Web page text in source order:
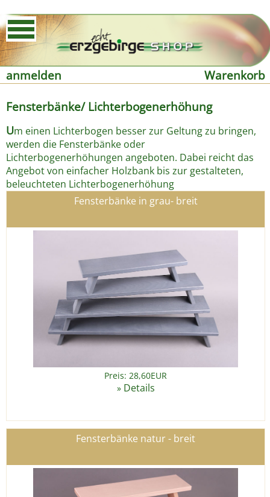
anmelden
Warenkorb
Fensterbänke/ Lichterbogenerhöhung
Um einen Lichterbogen besser zur Geltung zu bringen,
werden die Fensterbänke oder
Lichterbogenerhöhungen angeboten. Dabei reicht das
Angebot von einfacher Holzbank bis zur gestalteten,
beleuchteten Lichterbogenerhöhung
Fensterbänke in grau- breit
Preis: 28,60EUR
» Details
Fensterbänke natur - breit